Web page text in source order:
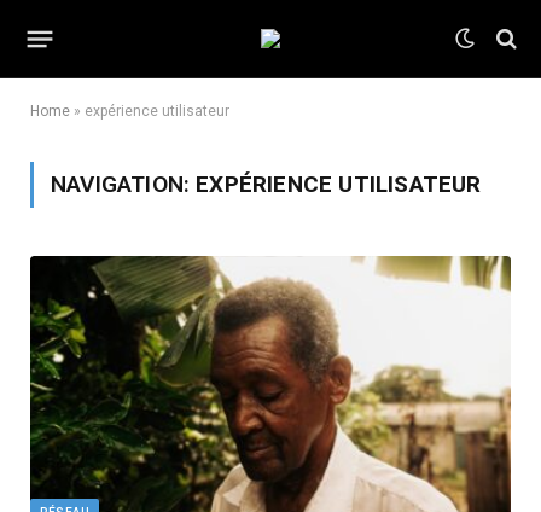
Home » expérience utilisateur
NAVIGATION: EXPÉRIENCE UTILISATEUR